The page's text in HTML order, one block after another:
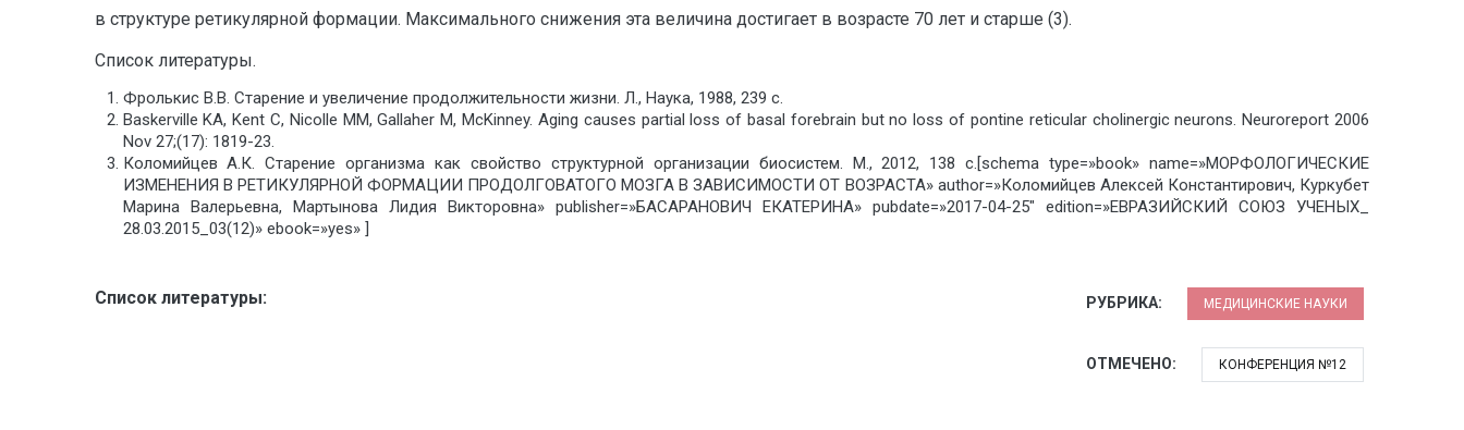
в структуре ретикулярной формации. Максимального снижения эта величина достигает в возрасте 70 лет и старше (3).
Список литературы.
Фролькис В.В. Старение и увеличение продолжительности жизни. Л., Наука, 1988, 239 с.
Baskerville KA, Kent C, Nicolle MM, Gallaher M, McKinney. Aging causes partial loss of basal forebrain but no loss of pontine reticular cholinergic neurons. Neuroreport 2006
Nov 27;(17): 1819-23.
Коломийцев А.К. Старение организма как свойство структурной организации биосистем. М., 2012, 138 с.[schema type=»book» name=»МОРФОЛОГИЧЕСКИЕ
ИЗМЕНЕНИЯ В РЕТИКУЛЯРНОЙ ФОРМАЦИИ ПРОДОЛГОВАТОГО МОЗГА В ЗАВИСИМОСТИ ОТ ВОЗРАСТА» author=»Коломийцев Алексей Константирович, Куркубет
Марина Валерьевна, Мартынова Лидия Викторовна» publisher=»БАСАРАНОВИЧ ЕКАТЕРИНА» pubdate=»2017-04-25″ edition=»ЕВРАЗИЙСКИЙ СОЮЗ УЧЕНЫХ_
28.03.2015_03(12)» ebook=»yes» ]
Список литературы: РУБРИКА: МЕДИЦИНСКИЕ НАУКИ
ОТМЕЧЕНО: КОНФЕРЕНЦИЯ №12